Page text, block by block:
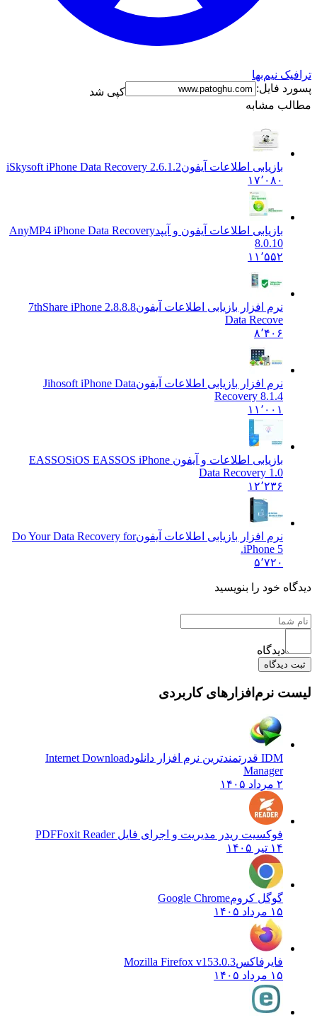
ترافیک نیم‌بها
پسورد فایل:
کپی شد
مطالب مشابه
بازیابی اطلاعات آیفونiSkysoft iPhone Data Recovery 2.6.1.2
۱۷٬۰۸۰
بازیابی اطلاعات آیفون و آیپدAnyMP4 iPhone Data Recovery
8.0.10
۱۱٬۵۵۲
نرم افزار بازیابی اطلاعات آیفون
2.8.8.8 7thShare iPhone
Data Recove
۸٬۴۰۶
نرم افزار بازیابی اطلاعات آیفونJihosoft iPhone Data
Recovery 8.1.4
۱۱٬۰۰۱
بازیابی اطلاعات و آیفون EASSOS iOS EASSOS iPhone
Data Recovery 1.0
۱۲٬۲۳۶
نرم افزار بازیابی اطلاعات آیفونDo Your Data Recovery for
iPhone 5.
۵٬۷۲۰
دیدگاه خود را بنویسید
دیدگاه
ثبت دیدگاه
لیست نرم‌افزارهای کاربردی
IDM قدرتمندترین نرم افزار دانلود
Internet Download
Manager
۲ مرداد ۱۴۰۵
فوکسیت ریدر مدیریت و اجرای فایل PDFFoxit Reader
۱۴ تیر ۱۴۰۵
گوگل کرومGoogle Chrome
۱۵ مرداد ۱۴۰۵
فایرفاکسMozilla Firefox v153.0.3
۱۵ مرداد ۱۴۰۵